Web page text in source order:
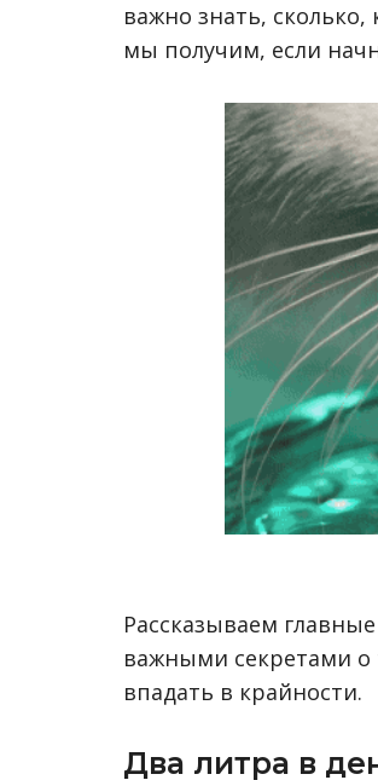
важно знать,
мы получим, если
Рассказываем
важными секретами
впадать в крайности.
Два литра в